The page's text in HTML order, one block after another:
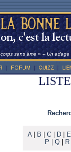
sans âme » -- Un adage
A| B C| D| E
P
Q R